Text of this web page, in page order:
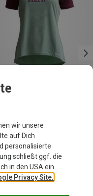
Sunsetz Radtrikot
€
wir unsere
auf Dich
personalisierte
schließt ggf. die
in den USA ein.
Privacy Site.